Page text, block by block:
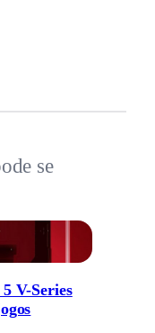
se
V-Series